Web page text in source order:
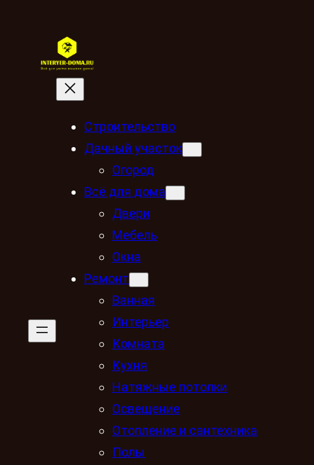
Строительство
Дачный участок
Огород
Всё для дома
Двери
Мебель
Окна
Ремонт
Ванная
Интерьер
Комната
Кухня
Натяжные потолки
Освещение
Отопление и сантехника
Полы